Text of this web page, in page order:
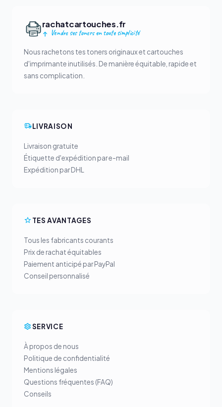
rachatcartouches.fr
Vendre ses toners en toute simplicité
Nous rachetons tes toners originaux et cartouches
d'imprimante inutilisés. De manière équitable, rapide et
sans complication.
LIVRAISON
Livraison gratuite
Étiquette d'expédition par e-mail
Expédition par DHL
TES AVANTAGES
Tous les fabricants courants
Prix de rachat équitables
Paiement anticipé par PayPal
Conseil personnalisé
SERVICE
À propos de nous
Politique de confidentialité
Mentions légales
Questions fréquentes (FAQ)
Conseils